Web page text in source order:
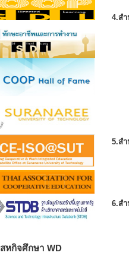
สหกิจศึกษา WD
4.ส
5.ส
6.ส